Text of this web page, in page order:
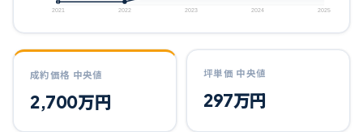
2021 2022 2023 2024 2025
成約価格 中央値
2,700万円
坪単価 中央値
297万円